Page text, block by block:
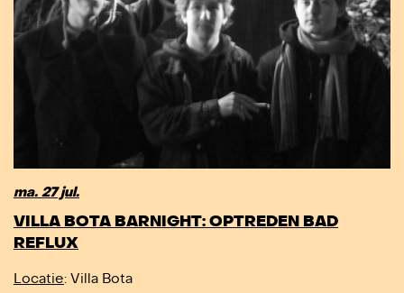
ma. 27 jul.
VILLA BOTA BARNIGHT: OPTREDEN BAD
REFLUX
Locatie: Villa Bota